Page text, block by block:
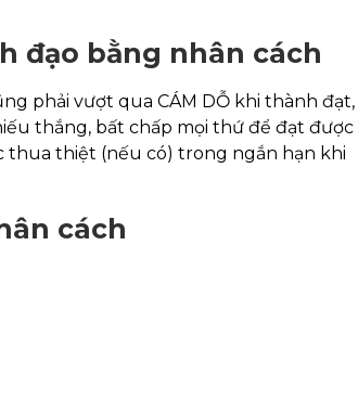
đạo bằng nhân cách
phải vượt qua CÁM DỖ khi thành đạt,
thắng, bất chấp mọi thứ để đạt được
thua thiệt (nếu có) trong ngắn hạn khi
cách